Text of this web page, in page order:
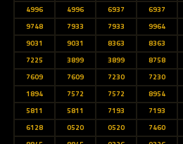
4996
4996 6937 6937
9748
7933 7933 9964
9031
9031 8363 8363
7225
3899 3899 8758
7609
7609 7230 7230
1894
7572 7572 8954
5811
5811 7193 7193
6128
0520 0520 7460